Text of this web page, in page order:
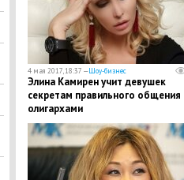
4 мая 2017, 18:37 —Шоу-бизнес
Элина Камирен учит девушек
секретам правильного общения
олигархами